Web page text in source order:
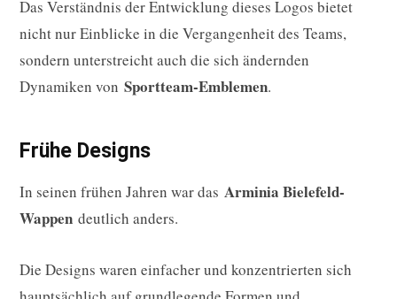
Das Verständnis der Entwicklung dieses Logos bietet
nicht nur Einblicke in die Vergangenheit des Teams,
sondern unterstreicht auch die sich ändernden
Dynamiken von Sportteam-Emblemen.
Frühe Designs
In seinen frühen Jahren war das Arminia Bielefeld-
Wappen deutlich anders.
Die Designs waren einfacher und konzentrierten sich